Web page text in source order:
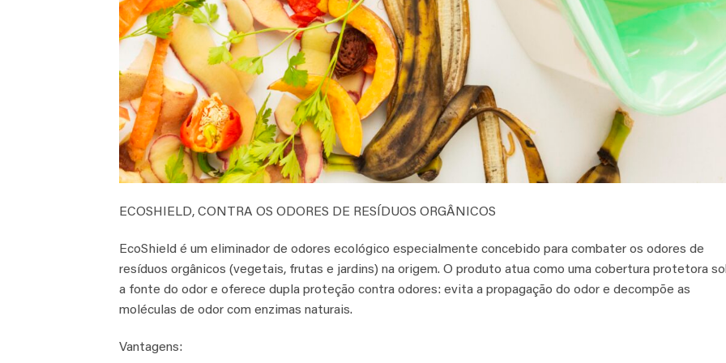
ECOSHIELD, CONTRA OS ODORES DE RESÍDUOS ORGÂNICOS
EcoShield é um eliminador de odores ecológico especialmente concebido para combater os odores de
resíduos orgânicos (vegetais, frutas e jardins) na origem. O produto atua como uma cobertura protetora
a fonte do odor e oferece dupla proteção contra odores: evita a propagação do odor e decompõe as
moléculas de odor com enzimas naturais.
Vantagens: